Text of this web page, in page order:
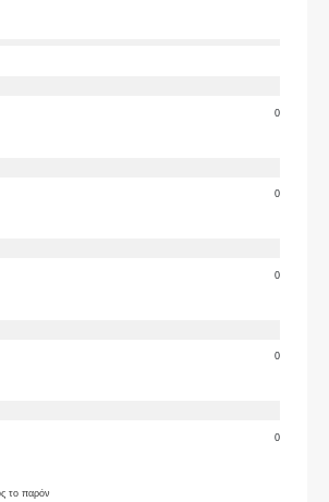
0
0
0
0
0
το παρόν